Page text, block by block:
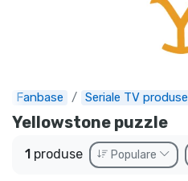
Fanbase Seriale TV produse
Yellowstone puzzle
1 produse Populare
Precomenzi
Outlet produse